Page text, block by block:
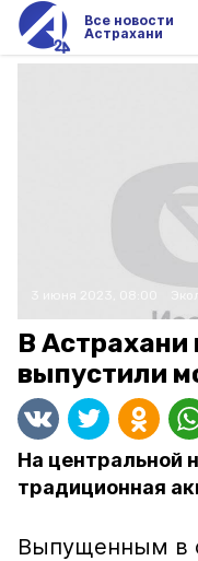
Все новости
Астрахани
В Астрахани
выпустили
На центральной
традиционная
Выпущенным в